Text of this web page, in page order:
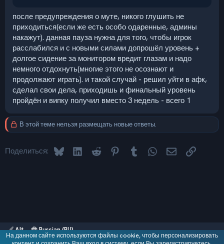
после предупреждения о муте, никого глушить не
приходиться(если же есть особо одаренные, админы
накажут). данная пауза нужна для того, чтобы игрок
расслабился и с новыми силами допрошёл уровень +
долгое сидение за монитором вредит глазам и надо
немного отдохнуть(многие этого не осознают и
продолжают играть). и такой случай - решил уйти в афк,
сделал свои дела, приходишь и финальный уровень
пройдён и випку получил вместо 3 недель - всего 1
В этой теме нельзя размещать новые ответы.
Поделиться: Bluesky LinkedInReddit PinterestTumblr WhatsApp
Электронная
Ссылка
Alt
Russian (RU)
На данном сайте используются файлы cookie, чтобы персонализировать